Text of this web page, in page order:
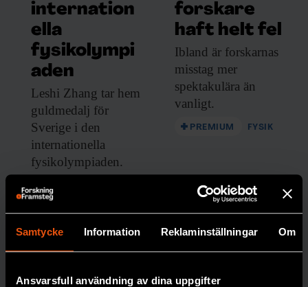
Samtycke Information Reklaminställningar Om
Ansvarsfull användning av dina uppgifter
internation
ella
fysikolympi
aden
Leshi Zhang tar hem
guldmedalj för
Sverige i den
internationella
fysikolympiaden.
forskare
haft helt fel
Ibland är forskarnas
misstag mer
spektakulära än
vanligt.
PREMIUM FYSIK